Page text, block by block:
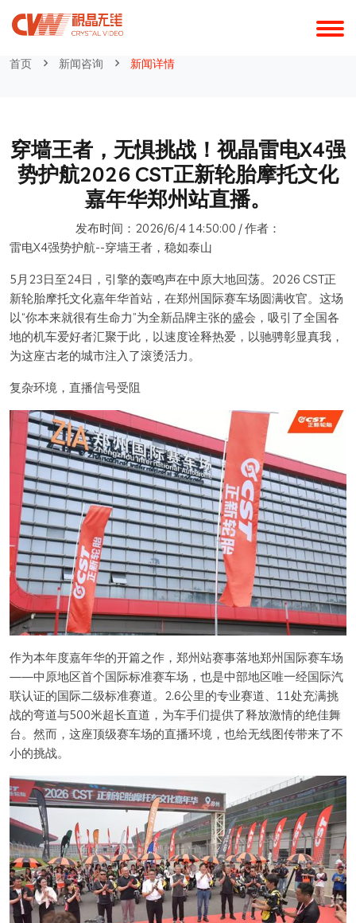
探索视晶
首页 新闻咨询 新闻详情
穿墙王者，无惧挑战！视晶雷电X4强
势护航2026 CST正新轮胎摩托文化
嘉年华郑州站直播。
发布时间：2026/6/4 14:50:00 / 作者：
雷电X4强势护航--穿墙王者，稳如泰山
5月23日至24日，引擎的轰鸣声在中原大地回荡。2026 CST正
新轮胎摩托文化嘉年华首站，在郑州国际赛车场圆满收官。这场
以“你本来就很有生命力”为全新品牌主张的盛会，吸引了全国各
地的机车爱好者汇聚于此，以速度诠释热爱，以驰骋彰显真我，
为这座古老的城市注入了滚烫活力。
复杂环境，直播信号受阻
作为本年度嘉年华的开篇之作，郑州站赛事落地郑州国际赛车场
——中原地区首个国际标准赛车场，也是中部地区唯一经国际汽
联认证的国际二级标准赛道。2.6公里的专业赛道、11处充满挑
战的弯道与500米超长直道，为车手们提供了释放激情的绝佳舞
台。然而，这座顶级赛车场的直播环境，也给无线图传带来了不
小的挑战。